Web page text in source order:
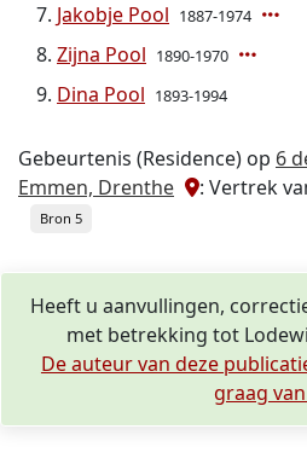
Jakobje Pool 1887-1974
Zijna Pool 1890-1970
Dina Pool 1893-1994
Gebeurtenis (Residence) op 6
Emmen, Drenthe
: Vertrek
Bron 5
Heeft u aanvullingen,
met betrekking tot
De auteur van deze
graag